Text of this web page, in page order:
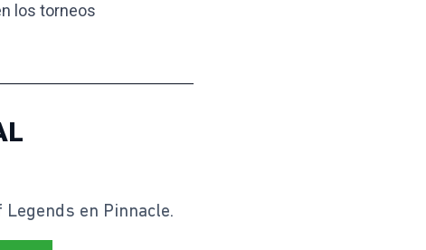
los torneos
en Pinnacle.